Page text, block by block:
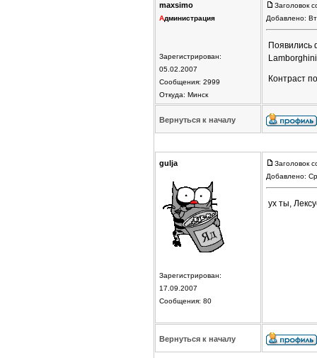
maxsimo
Администрация
Зарегистрирован:
05.02.2007
Сообщения: 2999
Откуда: Минск
Заголовок
Добавлено:
Появились
Контраст
Вернуться к началу
gulja
Зарегистрирован:
17.09.2007
Сообщения: 80
Заголовок
Добавлено:
ух ты,
Вернуться к началу